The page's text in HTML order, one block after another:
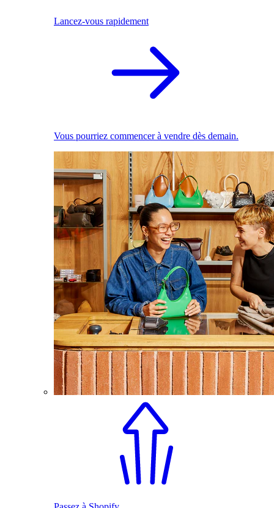
Lancez-vous rapidement
Vous pourriez commencer à vendre dès demain.